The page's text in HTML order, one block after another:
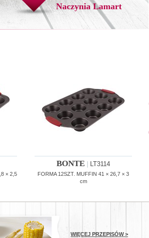
Naczynia Lamart
× 2,5
BONTE LT3114
FORMA 12SZT. MUFFIN 41 × 26,7 × 3
cm
WIĘCEJ PRZEPISÓW >